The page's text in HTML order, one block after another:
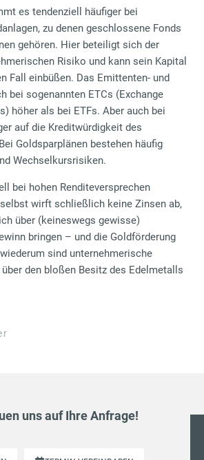
es tendenziell häufiger bei
zu denen geschlossene Fonds
gehören. Hier beteiligt sich der
Risiko und kann sein Kapital
Fall einbüßen. Das Emittenten- und
bei sogenannten ETCs (Exchange
höher als bei ETFs. Aber auch bei
auf die Kreditwürdigkeit des
Goldsparplänen bestehen häufig
Wechselkursrisiken.
bei hohen Renditeversprechen
wirft schließlich keine Zinsen ab,
über (keineswegs gewisse)
bringen – und die Goldförderung
sind unternehmerische
den bloßen Besitz des Edelmetalls
uns auf Ihre Anfrage!